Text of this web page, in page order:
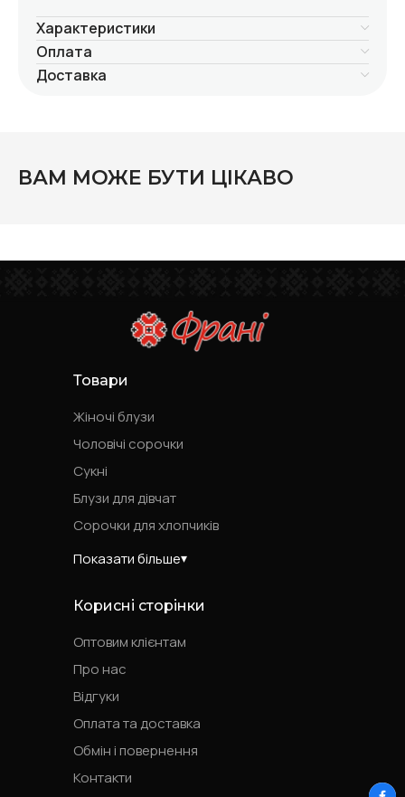
Характеристики
Оплата
Доставка
ВАМ МОЖЕ БУТИ ЦІКАВО
Товари
Жіночі блузи
Чоловічі сорочки
Сукні
Блузи для дівчат
Сорочки для хлопчиків
Показати більше
Корисні сторінки
Оптовим клієнтам
Про нас
Відгуки
Оплата та доставка
Обмін і повернення
Контакти